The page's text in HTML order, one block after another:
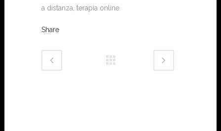
a distanza, terapia online
Share